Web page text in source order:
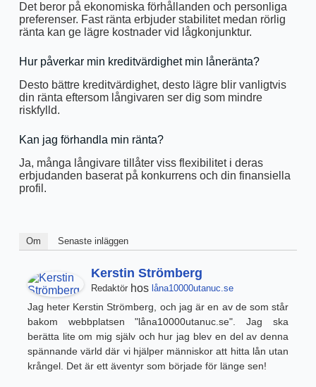
Det beror på ekonomiska förhållanden och personliga
preferenser. Fast ränta erbjuder stabilitet medan rörlig
ränta kan ge lägre kostnader vid lågkonjunktur.
Hur påverkar min kreditvärdighet min låneränta?
Desto bättre kreditvärdighet, desto lägre blir vanligtvis
din ränta eftersom långivaren ser dig som mindre
riskfylld.
Kan jag förhandla min ränta?
Ja, många långivare tillåter viss flexibilitet i deras
erbjudanden baserat på konkurrens och din finansiella
profil.
Om Senaste inläggen
Kerstin Strömberg
Redaktörhos låna10000utanuc.se
Jag heter Kerstin Strömberg, och jag är en av de som står
bakom webbplatsen "låna10000utanuc.se". Jag ska
berätta lite om mig själv och hur jag blev en del av denna
spännande värld där vi hjälper människor att hitta lån utan
krångel. Det är ett äventyr som började för länge sen!